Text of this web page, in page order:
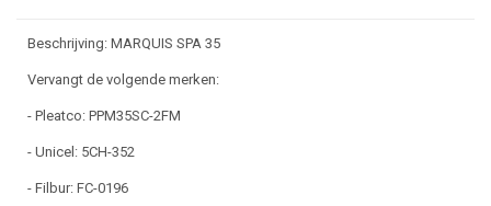
Beschrijving: MARQUIS SPA 35
Vervangt de volgende merken:
- Pleatco: PPM35SC-2FM
- Unicel: 5CH-352
- Filbur: FC-0196